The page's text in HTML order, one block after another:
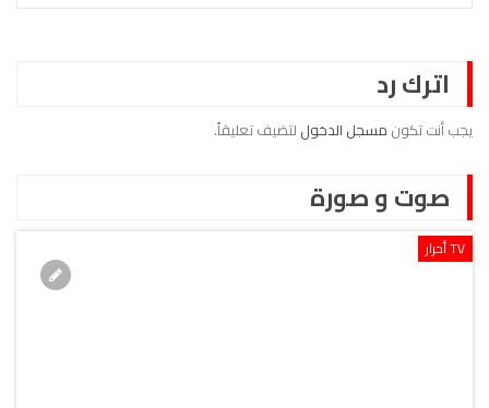
اترك رد
يجب أنت تكون مسجل الدخول لتضيف تعليقاً.
صوت و صورة
TV أحرار